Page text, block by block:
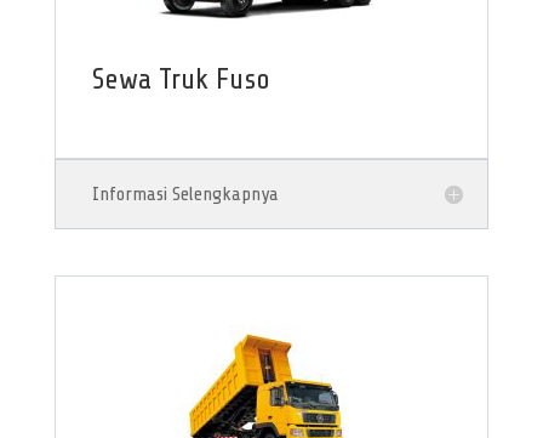
Sewa Truk Fuso
Informasi Selengkapnya